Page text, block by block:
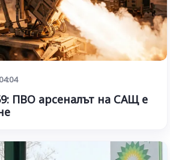
ПВО арсеналът на САЩ е